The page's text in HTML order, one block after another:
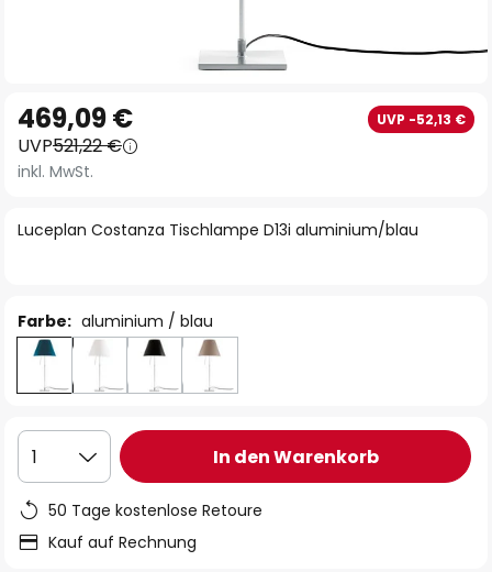
Anfang
der
Bildgalerie
Luceplan Costanza Tischlampe D13i aluminium/blau
469,09 € UVP -52,13 €
UVP521,22 €
inkl. MwSt.
Farbe: aluminium / blau
1 In den Warenkorb
50 Tage kostenlose Retoure
Kauf auf Rechnung